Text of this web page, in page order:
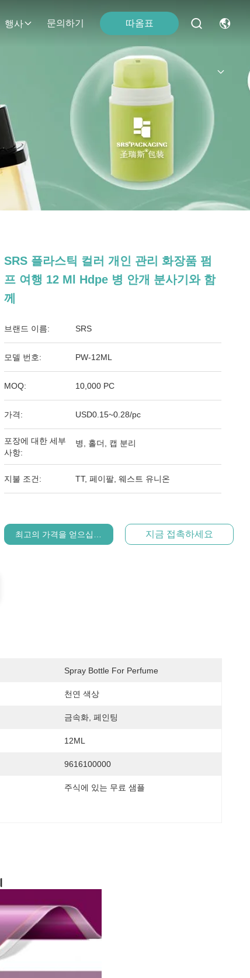
행사 문의하기 따옴표
SRS 플라스틱 컬러 개인 관리 화장품 펌
프 여행 12 Ml Hdpe 병 안개 분사기와 함
께
브랜드 이름: SRS
모델 번호: PW-12ML
MOQ: 10,000 PC
가격: USD0.15~0.28/pc
포장에 대한 세부
사항:
병, 홀더, 캡 분리
지불 조건: TT, 페이팔, 웨스트 유니온
최고의 가격을 얻으십시오 지금 접촉하세요
Spray Bottle For Perfume
천연 색상
금속화, 페인팅
12ML
9616100000
주식에 있는 무료 샘플